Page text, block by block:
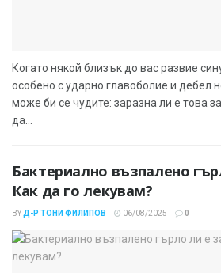
Когато някой близък до вас развие
особено с ударно главоболие и дебел
може би се чудите: заразна ли е това
да...
Бактериално възпалено
Как да го лекувам?
BY Д-Р ТОНИ ФИЛИПОВ 06/08/2025 0